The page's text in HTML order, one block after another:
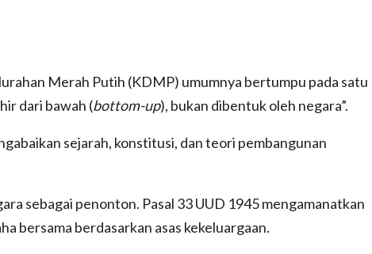
Merah Putih (KDMP) umumnya bertumpu pada satu
dari bawah (bottom-up), bukan dibentuk oleh negara”.
sejarah, konstitusi, dan teori pembangunan
sebagai penonton. Pasal 33 UUD 1945 mengamanatkan
bersama berdasarkan asas kekeluargaan.